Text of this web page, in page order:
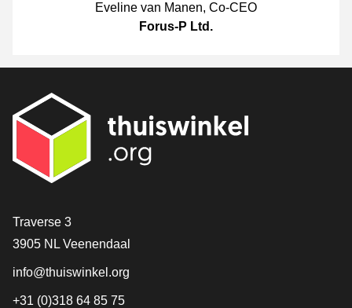
Eveline van Manen, Co-CEO
Forus-P Ltd.
[_General:Contact]
Traverse 3
3905 NL Veenendaal
info@thuiswinkel.org
+31 (0)318 64 85 75